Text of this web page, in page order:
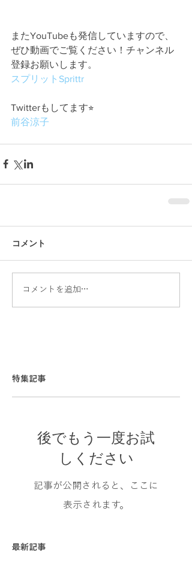
またYouTubeも発信していますので、
ぜひ動画でご覧ください！チャンネル
登録お願いします。
スプリットSprittr
Twitterもしてます⭐︎
前谷涼子
コメント
コメントを追加…
特集記事
後でもう一度お試
しください
記事が公開されると、ここに
表示されます。
最新記事